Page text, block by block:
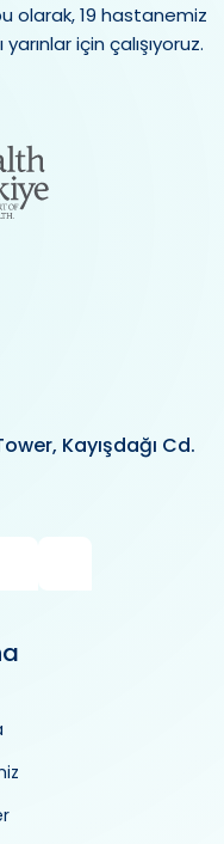
olarak, 19 hastanemiz
için çalışıyoruz.
Kayışdağı Cd.